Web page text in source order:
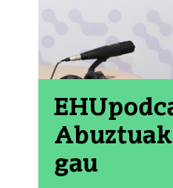
Abuztuak
gau